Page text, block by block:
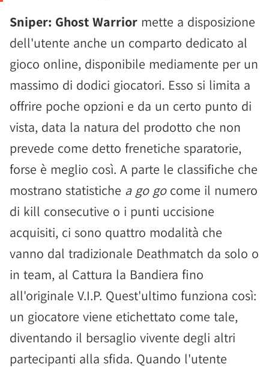
Sniper: Ghost Warrior mette a disposizione
dell'utente anche un comparto dedicato al
gioco online, disponibile mediamente per un
massimo di dodici giocatori. Esso si limita a
offrire poche opzioni e da un certo punto di
vista, data la natura del prodotto che non
prevede come detto frenetiche sparatorie,
forse è meglio così. A parte le classifiche che
mostrano statistiche a go gocome il numero
di kill consecutive o i punti uccisione
acquisiti, ci sono quattro modalità che
vanno dal tradizionale Deathmatch da solo o
in team, al Cattura la Bandiera fino
all'originale V.I.P. Quest'ultimo funziona così:
un giocatore viene etichettato come tale,
diventando il bersaglio vivente degli altri
partecipanti alla sfida. Quando l'utente